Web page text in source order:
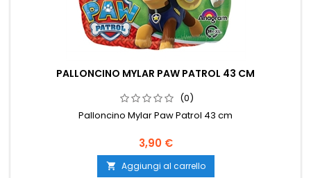
PALLONCINO MYLAR PAW PATROL 43 CM
(0)
Palloncino Mylar Paw Patrol 43 cm
Prezzo
3,90 €
 Aggiungi al carrello